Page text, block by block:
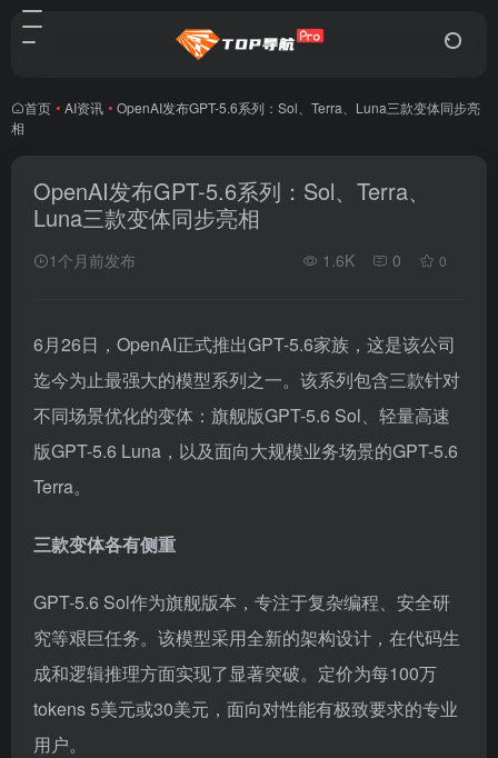
首页 • AI资讯 • OpenAI发布GPT-5.6系列：Sol、Terra、Luna三款变体同步亮
相
OpenAI发布GPT-5.6系列：Sol、Terra、
Luna三款变体同步亮相
1个月前发布 1.6K 0 0
6月26日，OpenAI正式推出GPT-5.6家族，这是该公司
迄今为止最强大的模型系列之一。该系列包含三款针对
不同场景优化的变体：旗舰版GPT-5.6 Sol、轻量高速
版GPT-5.6 Luna，以及面向大规模业务场景的GPT-5.6
Terra。
三款变体各有侧重
GPT-5.6 Sol作为旗舰版本，专注于复杂编程、安全研
究等艰巨任务。该模型采用全新的架构设计，在代码生
成和逻辑推理方面实现了显著突破。定价为每100万
tokens 5美元或30美元，面向对性能有极致要求的专业
用户。